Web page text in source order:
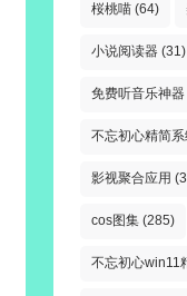
桜桃喵 (64)
小说阅读器 (31)
免费听音乐神器
不忘初心精简
影视聚合应用
cos图集 (285)
不忘初心win11